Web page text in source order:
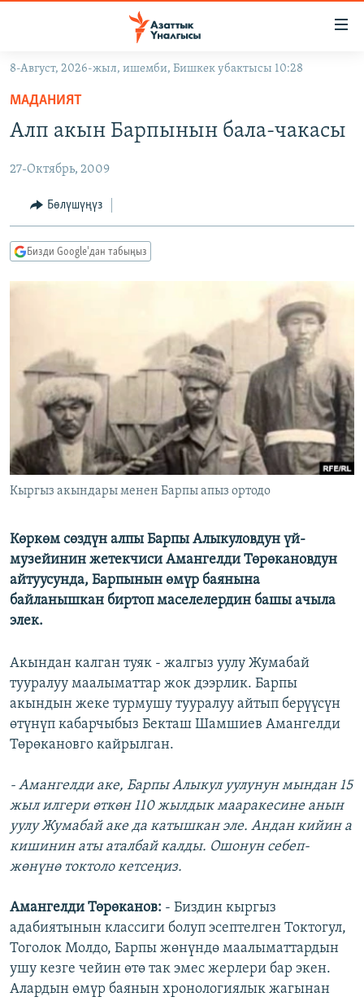
Навигацияга
өтүңүз
Издөөгө
салыңыз
САЯСАТ
ЭКОНОМИКА
ДҮЙНӨ
БОРБОР АЗИЯ
УКРАИНА
АТАЙЫН ИЛИКТӨӨ
БҮГҮН АЗАТТЫКТА
ДАНИСТЕ
ЭЖЕ-СИҢДИЛЕР
АЗАТТЫК+
ЫҢГАЙСЫЗ СУРООЛОР
ПОДКАСТ
ОНЛАЙН ШЕРИНЕ
ЭЕ/АРнун бардык сайттары
8-Август, 2026-жыл, ишемби, Бишкек убактысы 10:28
МАДАНИЯТ
Алп акын Барпынын бала-чакасы
27-Октябрь, 2009
Бөлүшүңүз
Бизди Google'дан табыңыз
Кыргыз акындары менен Барпы апыз ортодо
Көркөм сөздүн алпы Барпы Алыкуловдун үй-
музейинин жетекчиси Амангелди Төрөкановдун
айтуусунда, Барпынын өмүр баянына
байланышкан биртоп маселелердин башы ачыла
элек.
Акындан калган туяк - жалгыз уулу Жумабай
тууралуу маалыматтар жок дээрлик. Барпы
акындын жеке турмушу тууралуу айтып берүүсүн
өтүнүп кабарчыбыз Бекташ Шамшиев Амангелди
Төрөкановго кайрылган.
- Амангелди аке, Барпы Алыкул уулунун мындан 15
жыл илгери өткөн 110 жылдык мааракесине анын
уулу Жумабай аке да катышкан эле. Андан кийин а
кишинин аты аталбай калды. Ошонун себеп-
жөнүнө токтоло кетсеңиз.
Амангелди Төрөканов: - Биздин кыргыз
адабиятынын классиги болуп эсептелген Токтогул,
Тоголок Молдо, Барпы жөнүндө маалыматтардын
ушу кезге чейин өтө так эмес жерлери бар экен.
Алардын өмүр баянын хронологиялык жагынан